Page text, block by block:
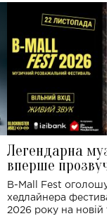
Легендарна
вперше
Україні: де
B-Mall Fest
хедлайнера
2026 року на новій